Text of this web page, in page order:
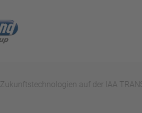
Zukunftstechnologien auf der IAA